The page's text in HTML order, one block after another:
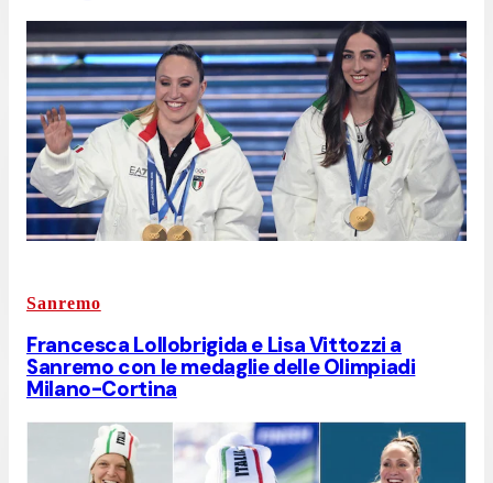
Sanremo
Francesca Lollobrigida e Lisa Vittozzi a
Sanremo con le medaglie delle Olimpiadi
Milano-Cortina